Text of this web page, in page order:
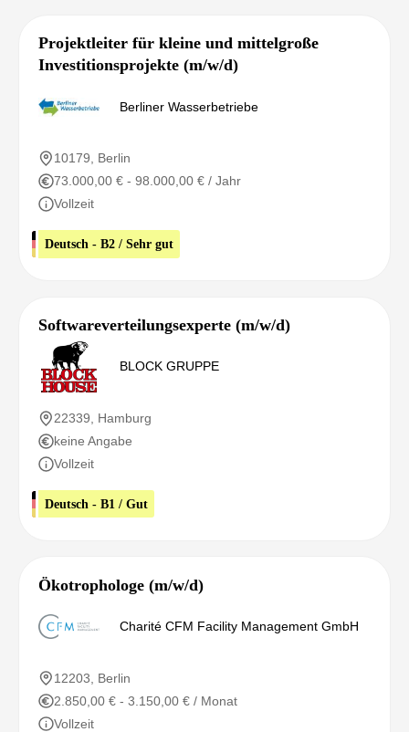
Projektleiter für kleine und mittelgroße
Investitionsprojekte (m/w/d)
Berliner Wasserbetriebe
10179, Berlin
73.000,00 € - 98.000,00 € / Jahr
Vollzeit
Deutsch - B2 / Sehr gut
Softwareverteilungsexperte (m/w/d)
BLOCK GRUPPE
22339, Hamburg
keine Angabe
Vollzeit
Deutsch - B1 / Gut
Ökotrophologe (m/w/d)
Charité CFM Facility Management GmbH
12203, Berlin
2.850,00 € - 3.150,00 € / Monat
Vollzeit